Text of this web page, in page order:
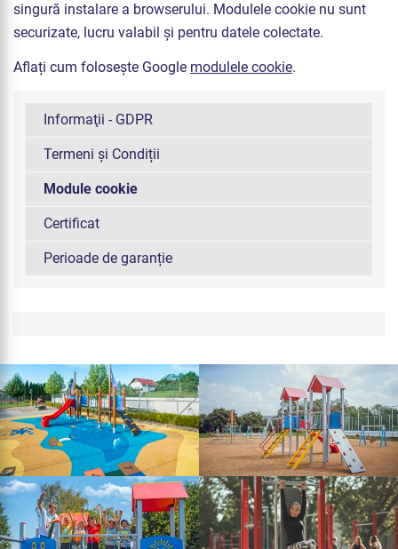
singură instalare a browserului. Modulele cookie nu sunt
securizate, lucru valabil și pentru datele colectate.
Aflați cum folosește Google modulele cookie.
Informaţii - GDPR
Termeni și Condiții
Module cookie
Certificat
Perioade de garanție